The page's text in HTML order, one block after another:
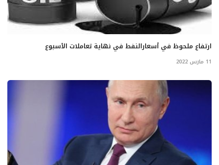
ارتفاع ملحوظ في أسعارالنفط في نهاية تعاملات الأسبوع
11 مارس 2022